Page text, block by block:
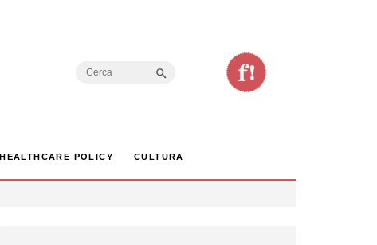
Search
HEALTHCARE POLICY CULTURA